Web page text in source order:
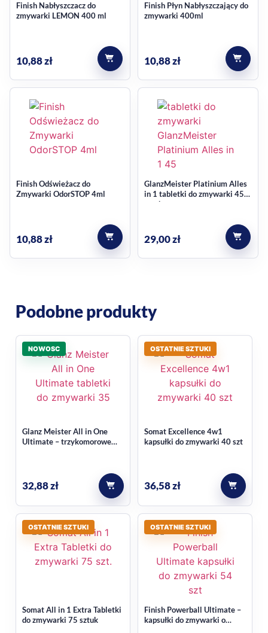
Finish Nabłyszczacz do
zmywarki LEMON 400 ml
10,88zł
Finish Płyn Nabłyszczający do
zmywarki 400ml
10,88zł
Finish Odświeżacz do
Zmywarki OdorSTOP 4ml
10,88zł
GlanzMeister Platinium Alles
in 1 tabletki do zmywarki 45
sztuk
29,00zł
Podobne produkty
NOWOSC
Glanz Meister All in One
Ultimate – trzykomorowe
32,88zł
OSTATNIE SZTUKI
Somat Excellence 4w1
kapsułki do zmywarki 40 szt
36,58zł
OSTATNIE SZTUKI
Somat All in 1 Extra Tabletki
do zmywarki 75 sztuk
OSTATNIE SZTUKI
Finish Powerball Ultimate –
kapsułki do zmywarki o